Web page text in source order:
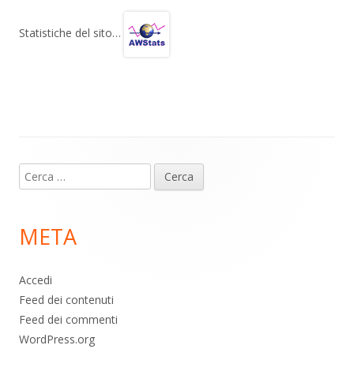
gr s b
Statistiche del sito…
piè
pagina
Ricerca
per:
META
Accedi
Feed dei contenuti
Feed dei commenti
WordPress.org